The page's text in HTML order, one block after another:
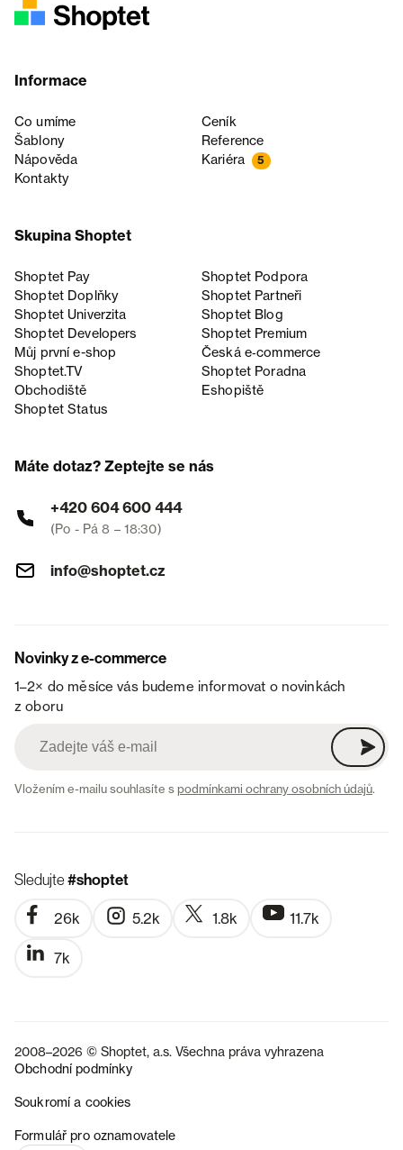
Informace
Co umíme
Ceník
Šablony
Reference
Nápověda
Kariéra 5
Kontakty
Skupina Shoptet
Shoptet Pay
Shoptet Podpora
Shoptet Doplňky
Shoptet Partneři
Shoptet Univerzita
Shoptet Blog
Shoptet Developers
Shoptet Premium
Můj první e-shop
Česká e‑commerce
Shoptet.TV
Shoptet Poradna
Obchodiště
Eshopiště
Shoptet Status
Máte dotaz? Zeptejte se nás
+420 604 600 444
(Po - Pá 8 – 18:30)
info@shoptet.cz
Novinky z e-commerce
1–2× do měsíce vás budeme informovat o novinkách
z oboru
Vložením e-mailu souhlasíte spodmínkami ochrany osobních údajů.
Sledujte#shoptet
26k 5.2k 1.8k 11.7k
7k
2008–2026 © Shoptet, a.s. Všechna práva vyhrazena
Obchodní podmínky
Soukromí a cookies
Formulář pro oznamovatele